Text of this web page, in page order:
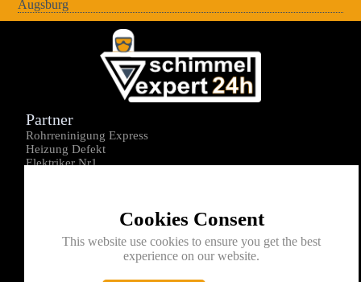
Augsburg
Cookies Consent
This website use cookies to ensure you get the best
experience on our website.
Partner
Rohrreninigung Express
Heizung Defekt
Elektriker Nr1
Kontakt